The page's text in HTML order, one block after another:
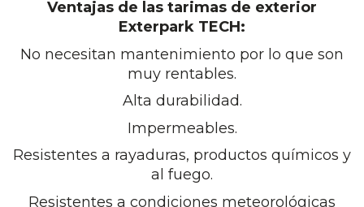
Ventajas de las tarimas de exterior
Exterpark TECH:
No necesitan mantenimiento por lo que son
muy rentables.
Alta durabilidad.
Impermeables.
Resistentes a rayaduras, productos químicos y
al fuego.
Resistentes a condiciones meteorológicas